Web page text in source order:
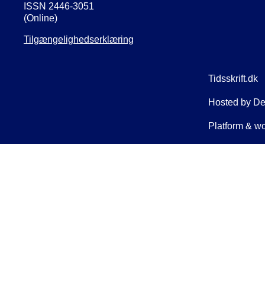
ISSN 2446-3051
(Online)
Tilgængelighedserklæring